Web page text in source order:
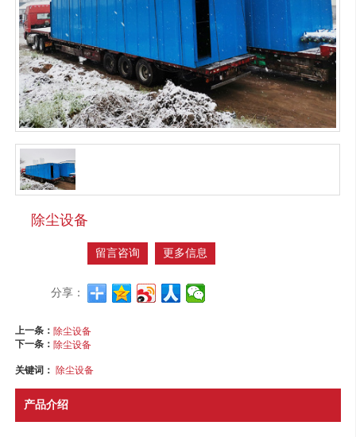
除尘设备
留言咨询 更多信息
分享：
上一条：除尘设备
下一条：除尘设备
关键词：除尘设备
产品介绍